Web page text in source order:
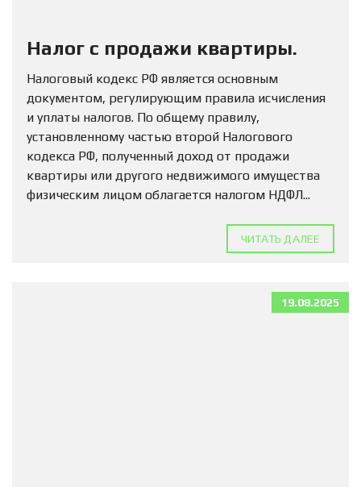
Налог с продажи квартиры.
Налоговый кодекс РФ является основным
документом, регулирующим правила исчисления
и уплаты налогов. По общему правилу,
установленному частью второй Налогового
кодекса РФ, полученный доход от продажи
квартиры или другого недвижимого имущества
физическим лицом облагается налогом НДФЛ...
ЧИТАТЬ ДАЛЕЕ
19.08.2025